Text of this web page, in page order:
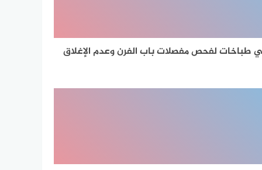
طباخات لفحص مفصلات باب الفرن وعدم الإغلاق